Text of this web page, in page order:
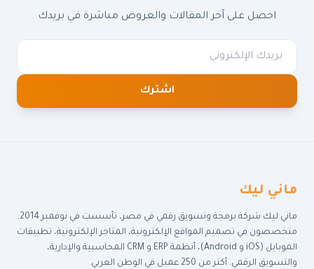
احصل على آخر المقالات والعروض مباشرة في بريدك
اشترك
ماني ليك
ماني ليك شركة برمجة وتسويق رقمي في مصر، تأسست في نوفمبر 2014.
متخصصون في تصميم المواقع الإلكترونية، المتاجر الإلكترونية، تطبيقات
الموبايل (iOS و Android)، أنظمة ERP و CRM المحاسبية والإدارية،
والتسويق الرقمي. أكتر من 250 عميل في الوطن العربي.